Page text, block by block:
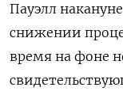
Пауэлл
снижении
время на фоне